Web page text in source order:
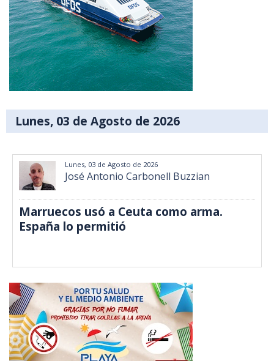
Lunes, 03 de Agosto de 2026
Lunes, 03 de Agosto de 2026
José Antonio Carbonell Buzzian
Marruecos usó a Ceuta como arma.
España lo permitió